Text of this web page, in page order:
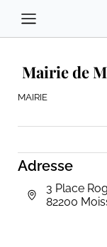
Adresse
3 Place
82200
Mairie de
MAIRIE